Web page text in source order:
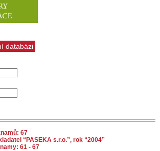
databázi
67
“PASEKA s.r.o.”, rok “2004”
61 - 67